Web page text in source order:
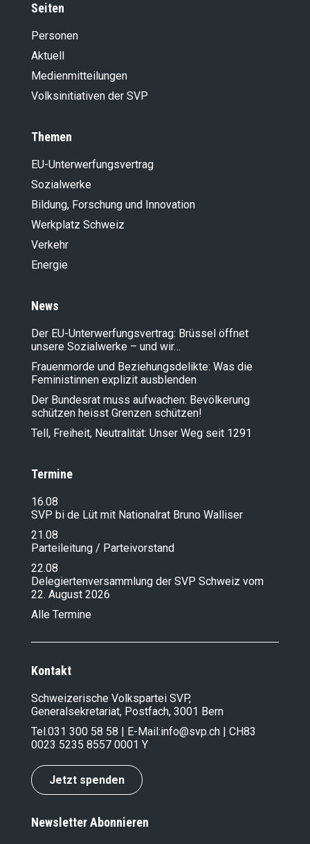
Seiten
Personen
Aktuell
Medienmitteilungen
Volksinitiativen der SVP
Themen
EU-Unterwerfungsvertrag
Sozialwerke
Bildung, Forschung und Innovation
Werkplatz Schweiz
Verkehr
Energie
News
Der EU-Unterwerfungsvertrag: Brüssel öffnet
unsere Sozialwerke – und wir…
Frauenmorde und Beziehungsdelikte: Was die
Feministinnen explizit ausblenden
Der Bundesrat muss aufwachen: Bevölkerung
schützen heisst Grenzen schützen!
Tell, Freiheit, Neutralität: Unser Weg seit 1291
Termine
16.08
SVP bi de Lüt mit Nationalrat Bruno Walliser
21.08
Parteileitung / Parteivorstand
22.08
Delegiertenversammlung der SVP Schweiz vom
22. August 2026
Alle Termine
Kontakt
Schweizerische Volkspartei SVP,
Generalsekretariat, Postfach, 3001 Bern
Tel.031 300 58 58 | E-Mail:info@svp.ch | CH83
0023 5235 8557 0001 Y
Jetzt spenden
Newsletter Abonnieren